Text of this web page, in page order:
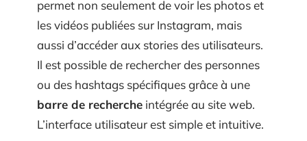
permet non seulement de voir les photos et
les vidéos publiées sur Instagram, mais
aussi d’accéder aux stories des utilisateurs.
Il est possible de rechercher des personnes
ou des hashtags spécifiques grâce à une
barre de recherche intégrée au site web.
L’interface utilisateur est simple et intuitive.